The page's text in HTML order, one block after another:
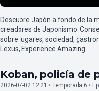
Descubre Japón a fondo de la
creadores de Japonismo.
sobre lugares, sociedad,
Lexus, Experience Amazing.
Koban, policía de
2026-07-02 12:21 • Temporada 6 •